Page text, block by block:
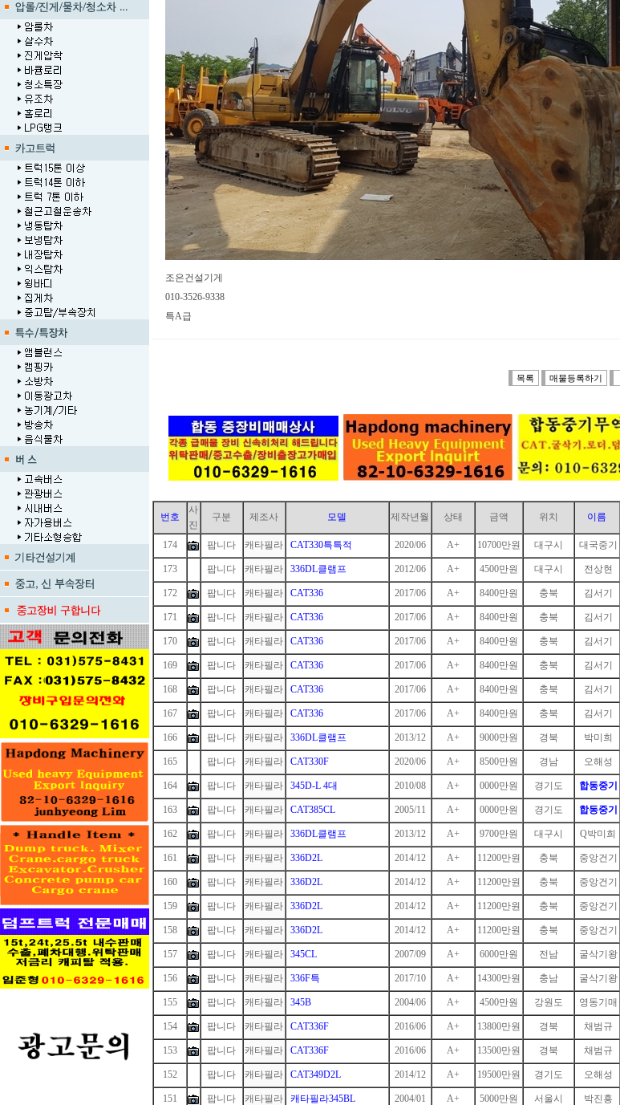
조은건설기게
010-3526-9338
특A급
목록 매물등록하기
번호
사
진
구분 제조사 모델 제작년월 상태 금액 위치 이름
174 팝니다 캐타필라 CAT330특특적 2020/06 A+ 10700만원 대구시 대국중기
173 팝니다 캐타필라 336DL클램프 2012/06 A+ 4500만원 대구시 전상현
172 팝니다 캐타필라 CAT336 2017/06 A+ 8400만원 충북 김서기
171 팝니다 캐타필라 CAT336 2017/06 A+ 8400만원 충북 김서기
170 팝니다 캐타필라 CAT336 2017/06 A+ 8400만원 충북 김서기
169 팝니다 캐타필라 CAT336 2017/06 A+ 8400만원 충북 김서기
168 팝니다 캐타필라 CAT336 2017/06 A+ 8400만원 충북 김서기
167 팝니다 캐타필라 CAT336 2017/06 A+ 8400만원 충북 김서기
166 팝니다 캐타필라 336DL클램프 2013/12 A+ 9000만원 경북 박미희
165 팝니다 캐타필라 CAT330F 2020/06 A+ 8500만원 경남 오해성
164 팝니다 캐타필라 345D-L 4대 2010/08 A+ 0000만원 경기도 합동중기
163 팝니다 캐타필라 CAT385CL 2005/11 A+ 0000만원 경기도 합동중기
162 팝니다 캐타필라 336DL클램프 2013/12 A+ 9700만원 대구시 Q박미희
161 팝니다 캐타필라 336D2L 2014/12 A+ 11200만원 충북 중앙건기
160 팝니다 캐타필라 336D2L 2014/12 A+ 11200만원 충북 중앙건기
159 팝니다 캐타필라 336D2L 2014/12 A+ 11200만원 충북 중앙건기
158 팝니다 캐타필라 336D2L 2014/12 A+ 11200만원 충북 중앙건기
157 팝니다 캐타필라 345CL 2007/09 A+ 6000만원 전남 굴삭기왕
156 팝니다 캐타필라 336F특 2017/10 A+ 14300만원 충남 굴삭기왕
155 팝니다 캐타필라 345B 2004/06 A+ 4500만원 강원도 영동기매
154 팝니다 캐타필라 CAT336F 2016/06 A+ 13800만원 경북 채범규
153 팝니다 캐타필라 CAT336F 2016/06 A+ 13500만원 경북 채범규
152 팝니다 캐타필라 CAT349D2L 2014/12 A+ 19500만원 경기도 오해성
151 팝니다 캐타필라 캐타필라345BL 2004/01 A+ 5000만원 서울시 박진흥